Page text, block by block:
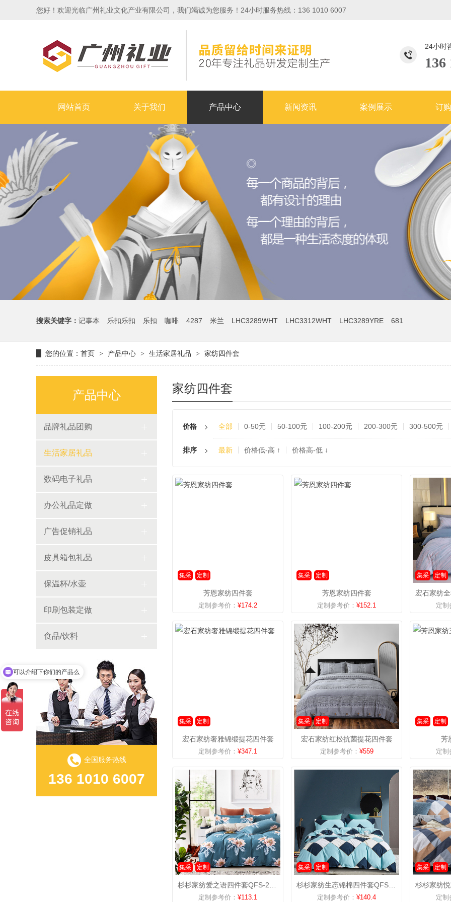
您好！欢迎光临广州礼业文化产业有限公司，我们竭诚为您服务！24小时服务热线：136 1010 6007
24小时
136
网站首页 关于我们 产品中心 新闻资讯 案例展示 订
搜索关键字： 记事本 乐扣乐扣 乐扣 咖啡 4287 米兰 LHC3289WHT LHC3312WHT LHC3289YRE 681
您的位置： 首页 > 产品中心 > 生活家居礼品 > 家纺四件套
产品中心
品牌礼品团购
生活家居礼品
数码电子礼品
办公礼品定做
广告促销礼品
皮具箱包礼品
保温杯/水壶
印刷包装定做
食品/饮料
全国服务热线
136 1010 6007
家纺四件套
价格 全部 0-50元 50-100元 100-200元 200-300元 300-500元
排序 最新 价格低-高 ↑ 价格高-低 ↓
集采 定制
芳恩家纺四件套
定制参考价： ¥174.2
集采 定制
芳恩家纺四件套
定制参考价： ¥152.1
集采 定制
定制
集采 定制
宏石家纺奢雅锦缎提花四件套
定制参考价： ¥347.1
集采 定制
宏石家纺红松抗菌提花四件套
定制参考价： ¥559
集采 定制
芳
定制
集采 定制
定制参考价： ¥113.1
集采 定制
定制参考价： ¥140.4
集采 定制
定制
可以介绍下你们的产品么